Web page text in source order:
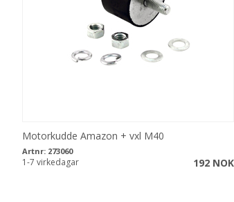
Motorkudde Amazon + vxl M40
Artnr: 273060
192 NOK
1-7 virkedagar